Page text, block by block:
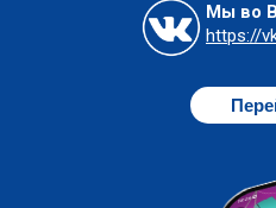
https://
Мы во